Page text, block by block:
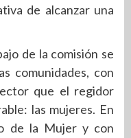
de alcanzar una
de la comisión se
comunidades, con
que el regidor
las mujeres. En
de la Mujer y con